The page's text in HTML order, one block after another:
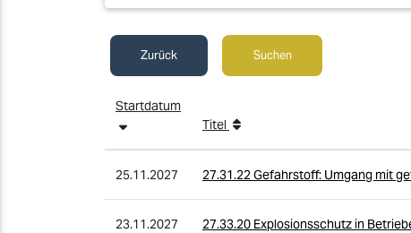
Zurück Suchen
Startdatum
Titel
25.11.2027 27.31.22 Gefahrstoff: Umgang mit
23.11.2027
27.33.20 Explosionsschutz in